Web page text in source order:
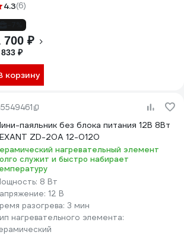
4.3(6)
700 ₽
833 ₽
корзину
паяльник без блока питания 12В 8Вт
ZD-20A 12-0120
нагревательный элемент
служит и быстро набирает
8 Вт
12 В
разогрева: 3 мин
нагревательного элемента: